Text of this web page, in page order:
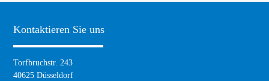
Kontaktieren Sie uns
Torfbruchstr. 243
40625 Düsseldorf